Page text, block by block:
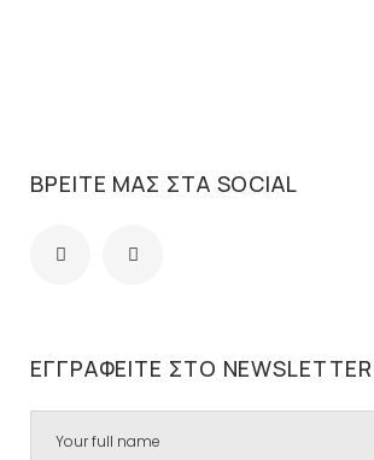
ΒΡΕΊΤΕ ΜΑΣ ΣΤΑ SOCIAL
ΕΓΓΡΑΦΕΊΤΕ ΣΤΟ NEWSLETTER